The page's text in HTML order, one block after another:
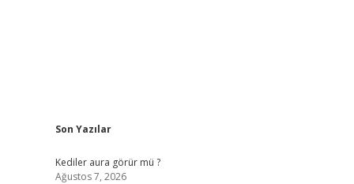
Sidebar
Son Yazılar
Kediler aura görür mü ?
Ağustos 7, 2026
betcipiabellacasino sitesi